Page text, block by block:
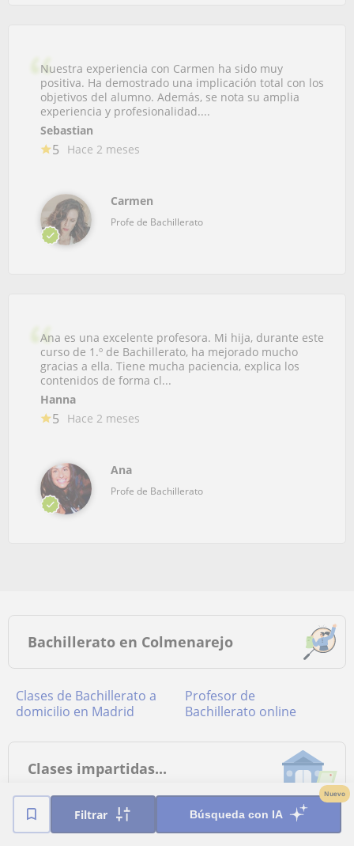
Filtrar Búsqueda con IA
Nuevo
Nuestra experiencia con Carmen ha sido muy
positiva. Ha demostrado una implicación total con los
objetivos del alumno. Además, se nota su amplia
experiencia y profesionalidad....
Sebastian
5 Hace 2 meses
Carmen
Profe de Bachillerato
Ana es una excelente profesora. Mi hija, durante este
curso de 1.º de Bachillerato, ha mejorado mucho
gracias a ella. Tiene mucha paciencia, explica los
contenidos de forma cl...
Hanna
5 Hace 2 meses
Ana
Profe de Bachillerato
Bachillerato en Colmenarejo
Clases de Bachillerato a
domicilio en Madrid
Profesor de
Bachillerato online
Clases impartidas...
a domicilio online